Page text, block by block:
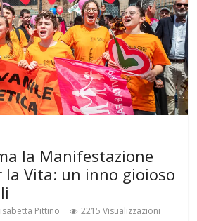
la Manifestazione
la Vita: un inno gioioso
Pittino
2215 Visualizzazioni